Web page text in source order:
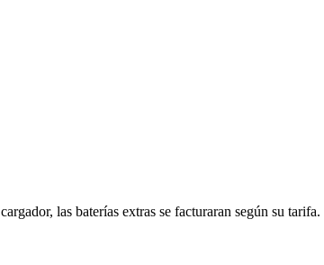
las baterías extras se facturaran según su tarifa.